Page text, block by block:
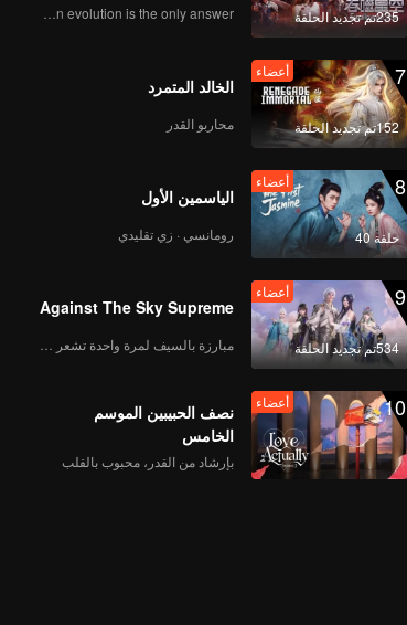
235تم تجديد الحلقة Human evolution is the only answer.
7
152تم تجديد الحلقة
أعضاء
الخالد المتمرد
محاربو القدر
8
حلقة 40
أعضاء
الياسمين الأول
رومانسي · زي تقليدي
9
534تم تجديد الحلقة
أعضاء
Against The Sky Supreme
10 أعضاء
نصف الحبيبين الموسم
الخامس
بإرشاد من القدر، محبوب بالقلب